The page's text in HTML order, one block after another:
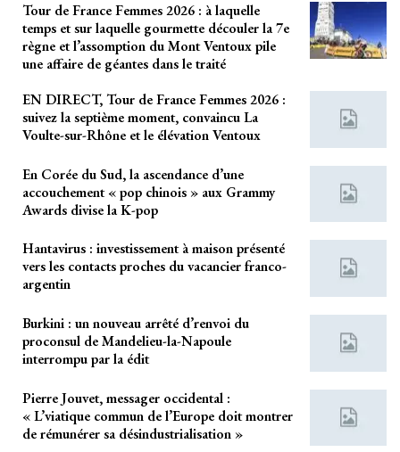
Tour de France Femmes 2026 : à laquelle
temps et sur laquelle gourmette découler la 7e
règne et l’assomption du Mont Ventoux pile
une affaire de géantes dans le traité
EN DIRECT, Tour de France Femmes 2026 :
suivez la septième moment, convaincu La
Voulte-sur-Rhône et le élévation Ventoux
En Corée du Sud, la ascendance d’une
accouchement « pop chinois » aux Grammy
Awards divise la K-pop
Hantavirus : investissement à maison présenté
vers les contacts proches du vacancier franco-
argentin
Burkini : un nouveau arrêté d’renvoi du
proconsul de Mandelieu-la-Napoule
interrompu par la édit
Pierre Jouvet, messager occidental :
« L’viatique commun de l’Europe doit montrer
de rémunérer sa désindustrialisation »